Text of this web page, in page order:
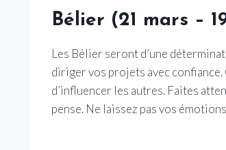
Bélier (21 mars –
Les Bélier seront d’une
diriger vos projets avec
d’influencer les autres. Faites
pense. Ne laissez pas vos